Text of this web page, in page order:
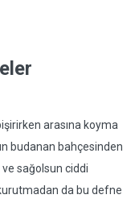
arasına koyma
budanan bahçesinden
sağolsun ciddi
da bu defne